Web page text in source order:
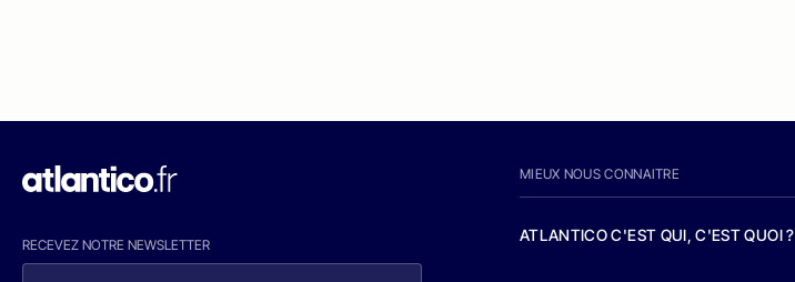
RECEVEZ NOTRE NEWSLETTER
MIEUX NOUS CONNAITRE
ATLANTICO C'EST QUI, C'EST QUOI ?